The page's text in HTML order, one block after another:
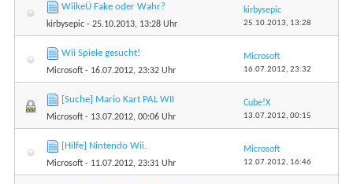
WiikeÜ Fake oder Wahr?
kirbysepic - 25.10.2013, 13:28 Uhr
kirbysepic
25.10.2013, 13:28
Wii Spiele gesucht!
Microsoft - 16.07.2012, 23:32 Uhr
Microsoft
16.07.2012, 23:32
[Suche] Mario Kart PAL WII
Microsoft - 13.07.2012, 00:06 Uhr
Cube!X
13.07.2012, 00:15
[Hilfe] Nintendo Wii.
Microsoft - 11.07.2012, 23:31 Uhr
Microsoft
12.07.2012, 16:46